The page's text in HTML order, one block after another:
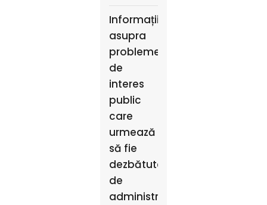
Informații
asupra
problemelor
de
interes
public
care
urmează
să fie
dezbătute
de
administrația